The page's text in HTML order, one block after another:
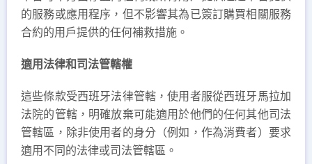
的服務或應用程序，但不影響其為已簽訂購買相關服務
合約的用戶提供的任何補救措施。
適用法律和司法管轄權
這些條款受西班牙法律管轄，使用者服從西班牙馬拉加
法院的管轄，明確放棄可能適用於他們的任何其他司法
管轄區，除非使用者的身分（例如，作為消費者）要求
適用不同的法律或司法管轄區。